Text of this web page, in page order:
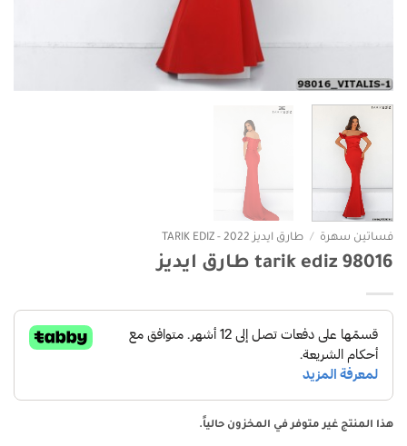
فساتين سهرة / طارق ايديز 2022 - TARIK EDIZ
tarik ediz 98016 طارق ايديز
هذا المنتج غير متوفر في المخزون حالياً.